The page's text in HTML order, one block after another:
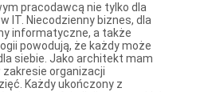
pracodawcą nie tylko dla
IT. Niecodzienny biznes, dla
informatyczne, a także
powodują, że każdy może
siebie. Jako architekt mam
zakresie organizacji
Każdy ukończony z